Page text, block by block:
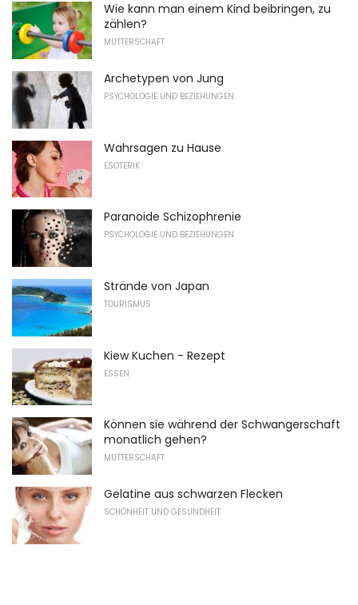
Wie kann man einem Kind beibringen, zu
zählen?
MUTTERSCHAFT
Archetypen von Jung
PSYCHOLOGIE UND BEZIEHUNGEN
Wahrsagen zu Hause
ESOTERIK
Paranoide Schizophrenie
PSYCHOLOGIE UND BEZIEHUNGEN
Strände von Japan
TOURISMUS
Kiew Kuchen - Rezept
ESSEN
Können sie während der Schwangerschaft
monatlich gehen?
MUTTERSCHAFT
Gelatine aus schwarzen Flecken
SCHÖNHEIT UND GESUNDHEIT